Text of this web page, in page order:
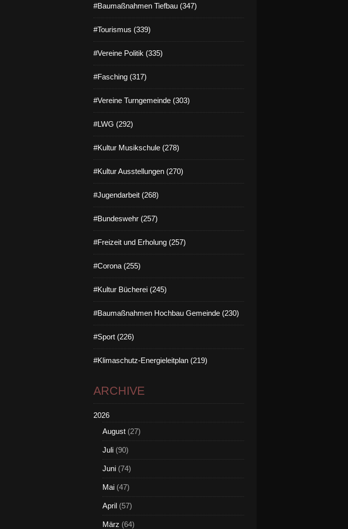
#Baumaßnahmen Tiefbau (347)
#Tourismus (339)
#Vereine Politik (335)
#Fasching (317)
#Vereine Turngemeinde (303)
#LWG (292)
#Kultur Musikschule (278)
#Kultur Ausstellungen (270)
#Jugendarbeit (268)
#Bundeswehr (257)
#Freizeit und Erholung (257)
#Corona (255)
#Kultur Bücherei (245)
#Baumaßnahmen Hochbau Gemeinde (230)
#Sport (226)
#Klimaschutz-Energieleitplan (219)
ARCHIVE
2026
August (27)
Juli (90)
Juni (74)
Mai (47)
April (57)
März (64)